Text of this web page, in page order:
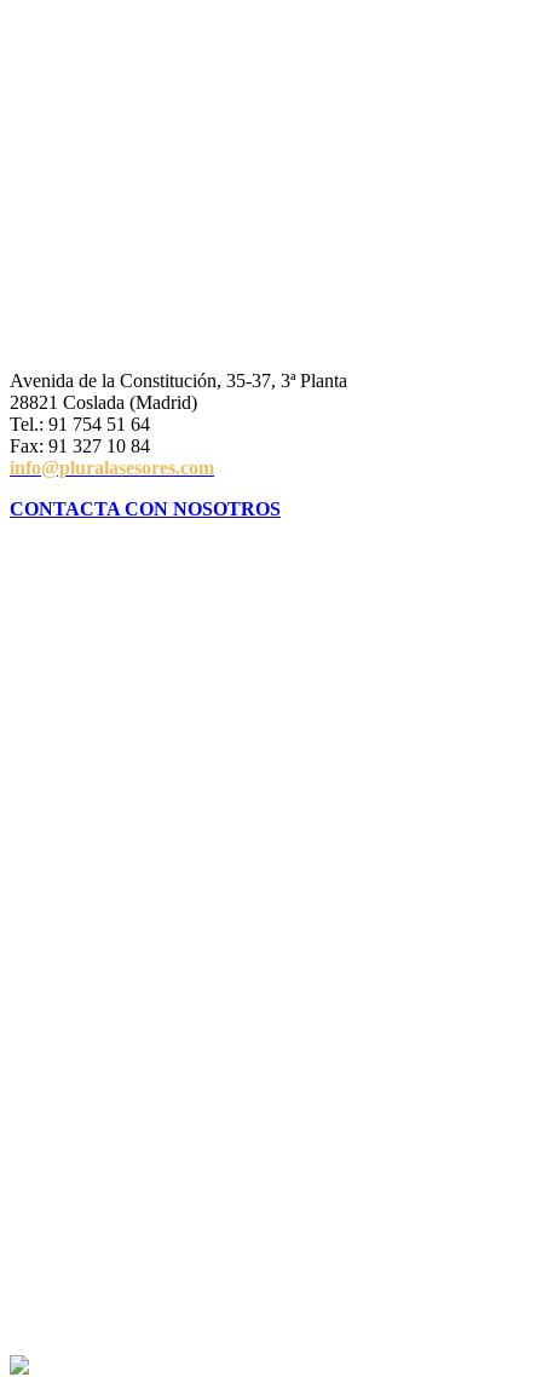
Avenida de la Constitución, 35-37, 3ª Planta
28821 Coslada (Madrid)
Tel.: 91 754 51 64
Fax: 91 327 10 84
info@pluralasesores.com
CONTACTA CON NOSOTROS